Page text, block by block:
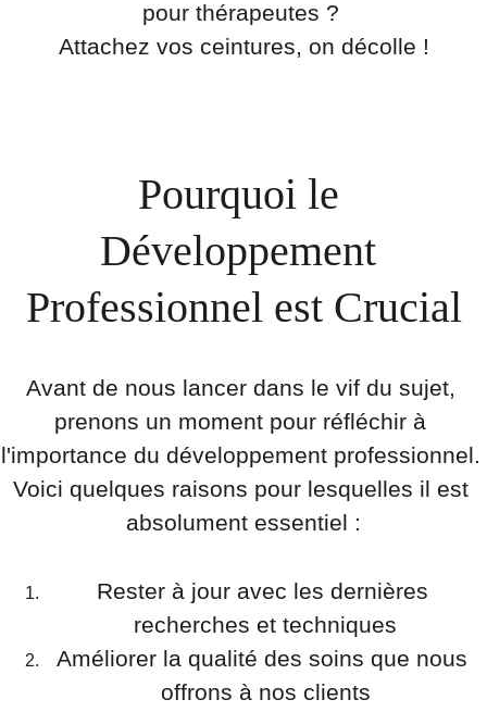
pour thérapeutes ?
Attachez vos ceintures, on décolle !
Pourquoi le
Développement
Professionnel est Crucial
Avant de nous lancer dans le vif du sujet,
prenons un moment pour réfléchir à
l'importance du développement professionnel.
Voici quelques raisons pour lesquelles il est
absolument essentiel :
Rester à jour avec les dernières
recherches et techniques
Améliorer la qualité des soins que nous
offrons à nos clients